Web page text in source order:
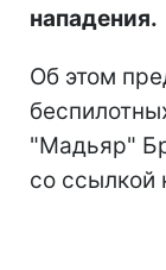
нападения.
Об этом
"Мадьяр"
со ссылкой